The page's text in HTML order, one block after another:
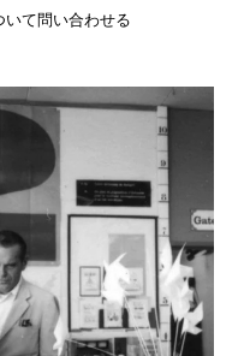
いて問い合わせる